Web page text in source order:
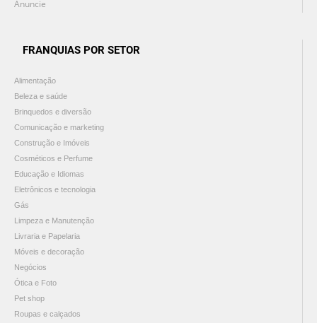
Anuncie
FRANQUIAS POR SETOR
Alimentação
Beleza e saúde
Brinquedos e diversão
Comunicação e marketing
Construção e Imóveis
Cosméticos e Perfume
Educação e Idiomas
Eletrônicos e tecnologia
Gás
Limpeza e Manutenção
Livraria e Papelaria
Móveis e decoração
Negócios
Ótica e Foto
Pet shop
Roupas e calçados